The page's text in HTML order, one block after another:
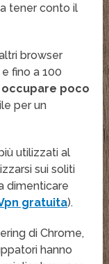
tener conto il
browser
fino a 100
poco
per un
utilizzati al
sui soliti
dimenticare
gratuita).
di Chrome,
hanno